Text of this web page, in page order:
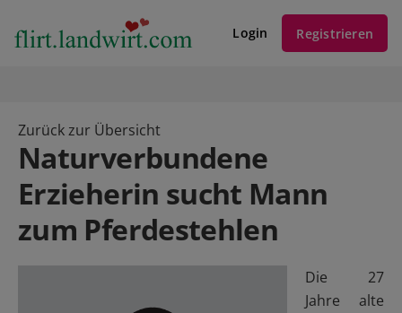
Login Registrieren
Zurück zur Übersicht
Naturverbundene
Erzieherin sucht Mann
zum Pferdestehlen
Die 27
Jahre alte